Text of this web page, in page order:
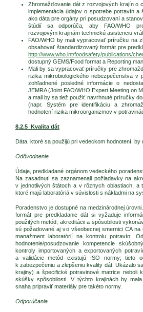
Zhromažďovanie dát z rozvojových krajín o
implementácia údajov o spotrebe potravín
ako dáta pre orgány pri posudzovaní a
štúdií sa odporúča, aby FAO/WHO
rozvojovým krajinám technickú asistenciu
FAO/WHO by mali vypracovať príručku na
obsahovať štandardizovaný formát pre
http://www.who.int/foodsafety/publications/
dostupný GEMS/Food format a Reporting
Mali by sa vypracovať príručky pre
rizika mikrobiologického nebezpečenstva
zohľadnené posledné informácie o
JEMRA (Joint FAO/WHO Expert Meeting on
a mali by sa tiež použiť navrhnuté príručky
(napr. Systém pre identifikáciu a
hodnotení rizika mikroorganizmov v
8.2.5 Kvalita dát
Dáta, ktoré sa použijú pri vedeckom hodnotení, by
Odôvodnenie
Údaje, predkladané orgánom vedeckého
Na zasadnutí sa zaznamenali požiadavky na
v jednotlivých štátoch a v rôznych oblastiach, a
ktoré majú laboratóriá v súvislosti s nákladmi na
Poradenstvo je dostupné na medzinárodnej
formát pre predkladanie dát si vyžaduje
použitých metód, akreditácii a spôsobilosti
sú požadované aj vo všeobecnej smernici CA
manažment laboratórií na kontrolu potravín:
hodnotenie/posudzovanie kompetencie
kontroly importovaných a exportovaných
a validácie metód existujú ISO normy; tieto
k zabezpečeniu a zlepšeniu kvality dát. Ukázalo
krajiny) a špecifické potravinové matrice neboli
skúšky spôsobilosti. V týchto krajinách by
snaha pripraviť materiály pre takéto normy.
Odporúčania